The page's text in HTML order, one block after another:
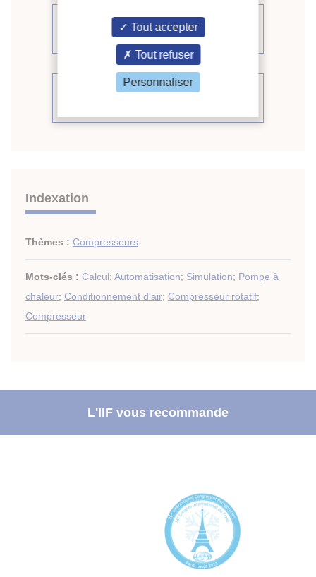
Voir d'autres communications du
même compte rendu (541)
Voir le compte rendu de la
Indexation
Thèmes : Compresseurs
Mots-clés : Calcul; Automatisation; Simulation; Pompe à
chaleur; Conditionnement d'air; Compresseur rotatif;
Compresseur
L'IIF vous recommande
Tout accepter
Tout refuser
Personnaliser